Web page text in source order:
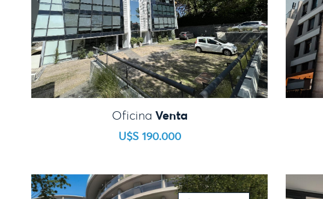
Oficina Venta
U$S 190.000